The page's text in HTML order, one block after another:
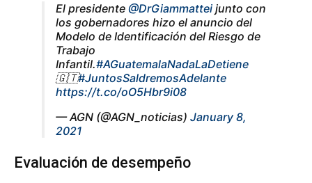
El presidente @DrGiammattei junto con
los gobernadores hizo el anuncio del
Modelo de Identificación del Riesgo de
Trabajo
Infantil.#AGuatemalaNadaLaDetiene
🇬🇹#JuntosSaldremosAdelante
https://t.co/oO5Hbr9i08
— AGN (@AGN_noticias) January 8,
2021
Evaluación de desempeño